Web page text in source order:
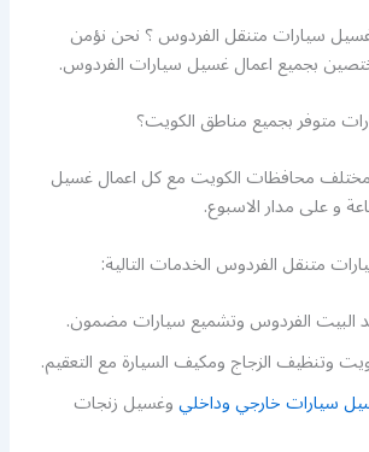
سيارات متنقل الفردوس ؟ نحن نؤمن
بجميع اعمال غسيل سيارات الفردوس.
متوفر بجميع مناطق الكويت؟
محافظات الكويت مع كل اعمال غسيل
متنقل الفردوس الخدمات التالية:
البيت الفردوس وتشميع سيارات مضمون.
وتنظيف الزجاج ومكيف السيارة مع التعقيم.
سيارات خارجي وداخليوغسيل زنجات